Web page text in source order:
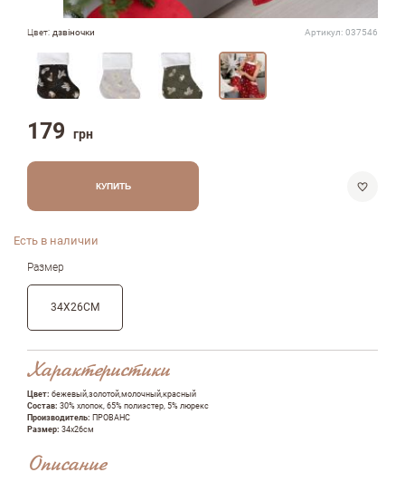
Цвет: дзвіночки Артикул: 037546
179 грн
КУПИТЬ
Есть в наличии
Размер
34Х26СМ
Характеристики
Цвет: бежевый,золотой,молочный,красный
Состав: 30% хлопок, 65% полиэстер, 5% люрекс
Производитель: ПРОВАНС
Размер: 34х26см
Описание